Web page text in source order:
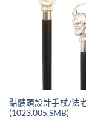
骷髏頭設計手杖/法
(1023.005.SMB)